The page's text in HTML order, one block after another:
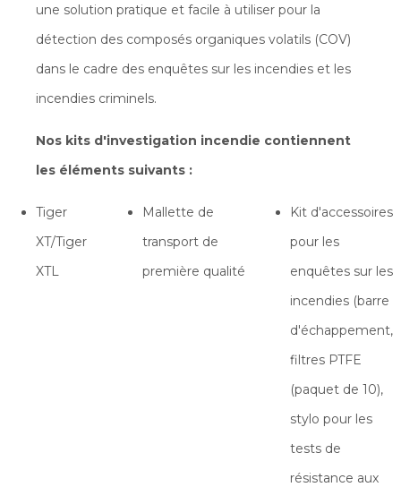
une solution pratique et facile à utiliser pour la
détection des composés organiques volatils (COV)
dans le cadre des enquêtes sur les incendies et les
incendies criminels.
Nos kits d'investigation incendie contiennent
les éléments suivants :
Tiger
XT/Tiger
XTL
Mallette de
transport de
première qualité
Kit d'accessoires
pour les
enquêtes sur les
incendies (barre
d'échappement,
filtres PTFE
(paquet de 10),
stylo pour les
tests de
résistance aux